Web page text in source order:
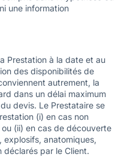
une information
Prestation à la date et au
des disponibilités de
autrement, la
dans un délai maximum
devis. Le Prestataire se
(i) en cas non
(ii) en cas de découverte
anatomiques,
par le Client.